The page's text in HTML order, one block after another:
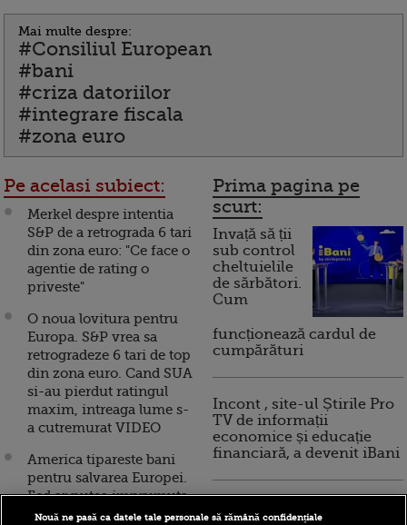
Mai multe despre:
#Consiliul European
#bani
#criza datoriilor
#integrare fiscala
#zona euro
Pe acelasi subiect:
Merkel despre intentia
S&P de a retrograda 6 tari
din zona euro: "Ce face o
agentie de rating o
priveste"
O noua lovitura pentru
Europa. S&P vrea sa
retrogradeze 6 tari de top
din zona euro. Cand SUA
si-au pierdut ratingul
maxim, intreaga lume s-
a cutremurat VIDEO
America tipareste bani
pentru salvarea Europei.
Fed ar putea imprumuta
FMI pentru sustinerea
Prima pagina pe
scurt:
Invață să ții
sub control
cheltuielile
de sărbători.
Cum
funcționează cardul de
cumpărături
Incont , site-ul Știrile Pro
TV de informații
economice și educație
financiară, a devenit iBani
Nouă ne pasă ca datele tale personale să rămână confidențiale